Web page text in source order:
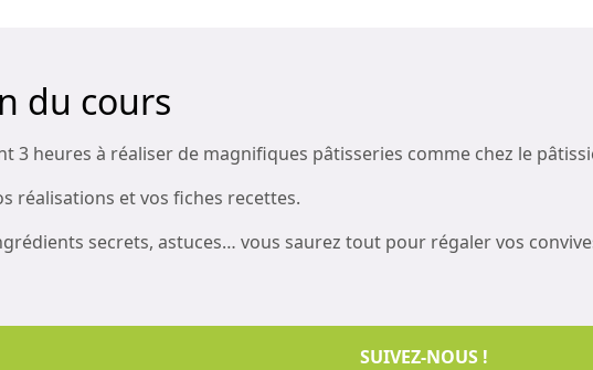
du cours
3 heures à réaliser de magnifiques pâtisseries comme chez le
réalisations et vos fiches recettes.
secrets, astuces… vous saurez tout pour régaler vos
SUIVEZ-NOUS !